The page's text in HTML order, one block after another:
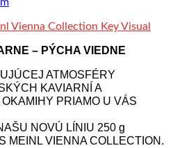
– PÝCHA VIEDNE
ATMOSFÉRY
KAVIARNÍ A
PRIAMO U VÁS
NOVÚ LÍNIU 250 g
MEINL VIENNA COLLECTION.